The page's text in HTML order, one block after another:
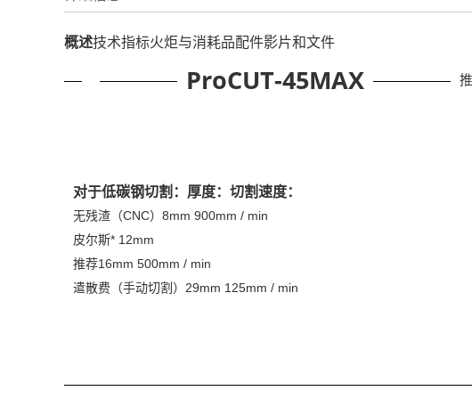
概述技术指标火炬与消耗品配件影片和文件
ProCUT-45MAX
对于低碳钢切割： 厚度： 切割速度：
无残渣（CNC）8mm 900mm / min
皮尔斯* 12mm
推荐16mm 500mm / min
遣散费（手动切割）29mm 125mm / min